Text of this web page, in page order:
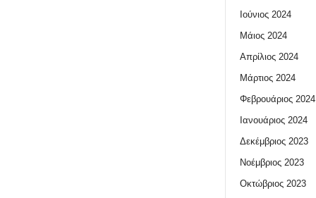
Ιούνιος 2024
Μάιος 2024
Απρίλιος 2024
Μάρτιος 2024
Φεβρουάριος 2024
Ιανουάριος 2024
Δεκέμβριος 2023
Νοέμβριος 2023
Οκτώβριος 2023